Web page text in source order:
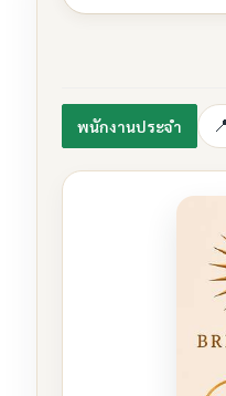
พนักงานประจำ